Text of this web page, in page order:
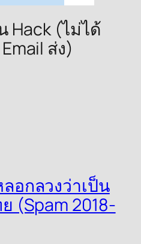
Hack (ไม่ได้
ส่ง)
อกลวงว่าเป็น
(Spam 2018-